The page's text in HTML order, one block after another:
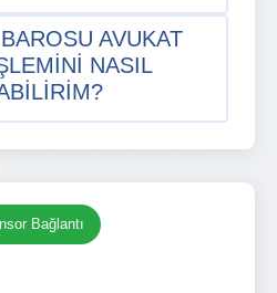
AVUKAT
NASIL
Bağlantı